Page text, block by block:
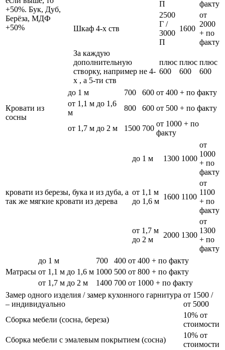
+50%. Бук, Дуб,
Берёза, МДФ
+50%
П
факту
Шкаф 4-х ств
2500
Г /
3000
П
1600
от
2000
+ по
факту
За каждую
дополнительную
створку, например не 4-
х , а 5-ти ств
плюс
600
плюс
600
плюс
600
Кровати из
сосны
до 1 м 700 600 от 400 + по факту
от 1,1 м до 1,6
м
800 600 от 500 + по факту
от 1,7 м до 2 м 1500 700
от 1000 + по
факту
кровати из березы, бука и из дуба, а
так же мягкие кровати из дерева
до 1 м 1300 1000
от
1000
+ по
факту
от 1,1 м
до 1,6 м
1600 1100
от
1100
+ по
факту
от 1,7 м
до 2 м
2000 1300
от
1300
+ по
факту
Матрасы
до 1 м 700 400 от 400 + по факту
от 1,1 м до 1,6 м 1000 500 от 800 + по факту
от 1,7 м до 2 м
1400 700 от 1000 + по факту
Замер одного изделия / замер кухонного гарнитура
– индивидуально
от 1500 /
от 5000
Сборка мебели (сосна, береза)
10% от
стоимости
Сборка мебели с эмалевым покрытием (сосна)
10% от
стоимости